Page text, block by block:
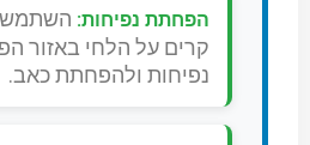
הפחתת נפיחות:
קרים על הלחי באזור
נפיחות ולהפחתת כאב.